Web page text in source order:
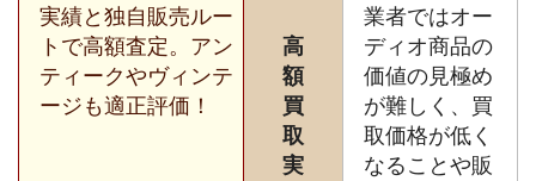
実績と独自販売ルー
トで高額査定。アン
ティークやヴィンテ
ージも適正評価！
高
額
買
取
実
業者ではオー
ディオ商品の
価値の見極め
が難しく、買
取価格が低く
なることや販